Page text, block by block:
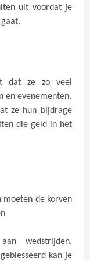
uit voordat je
dat ze zo veel
en evenementen.
ze hun bijdrage
die geld in het
moeten de korven
wedstrijden,
kan je